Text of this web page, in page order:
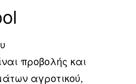
προβολής και
αγροτικού,